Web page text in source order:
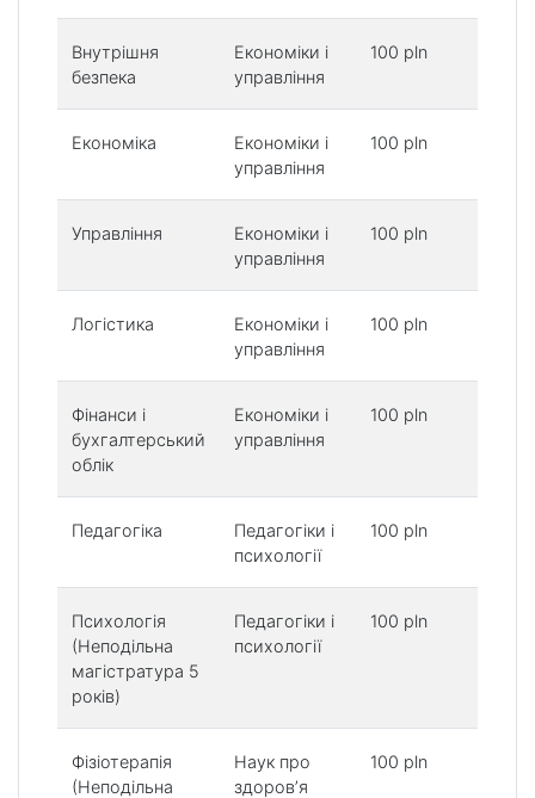
Внутрішня
безпека
Економіки і
управління
100 pln
Економіка
Економіки і
управління
100 pln
Управління
Економіки і
управління
100 pln
Логістика
Економіки і
управління
100 pln
Фінанси і
бухгалтерський
облік
Економіки і
управління
100 pln
Педагогіка
Педагогіки і
психології
100 pln
Психологія
(Неподільна
магістратура 5
років)
Педагогіки і
психології
100 pln
Фізіотерапія
(Неподільна
Наук про
здоров’я
100 pln